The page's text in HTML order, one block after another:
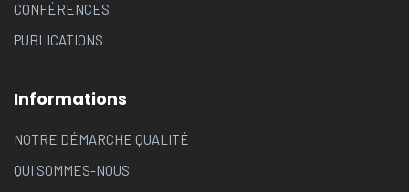
CONFÉRENCES
PUBLICATIONS
Informations
NOTRE DÉMARCHE QUALITÉ
QUI SOMMES-NOUS